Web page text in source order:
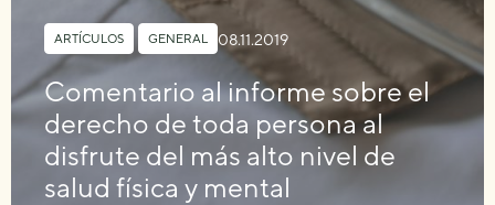
ARTÍCULOS GENERAL 08.11.2019
Comentario al informe sobre el
derecho de toda persona al
disfrute del más alto nivel de
salud física y mental